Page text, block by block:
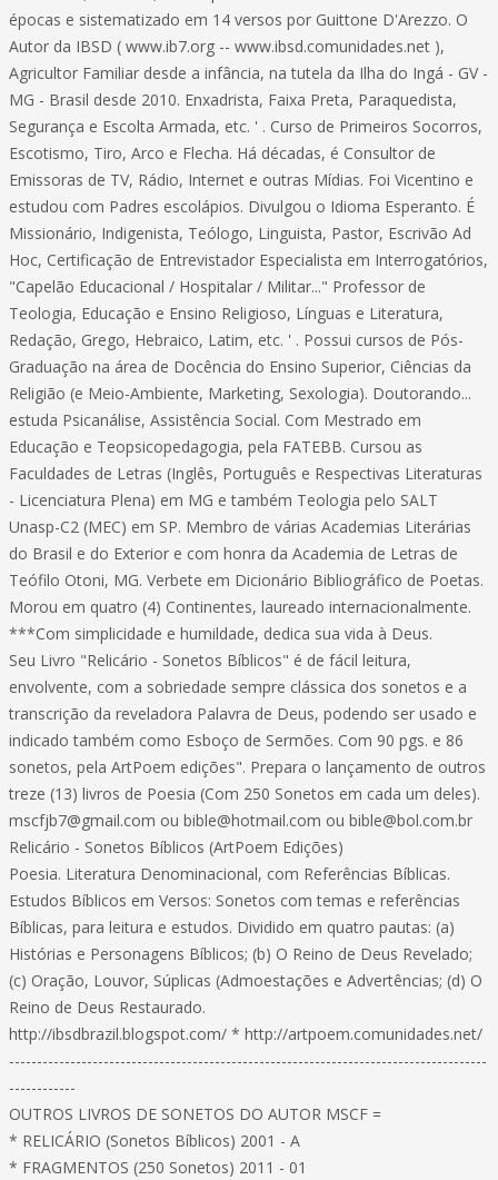
épocas e sistematizado em 14 versos por Guittone D'Arezzo. O
Autor da IBSD ( www.ib7.org -- www.ibsd.comunidades.net ),
Agricultor Familiar desde a infância, na tutela da Ilha do Ingá - GV -
MG - Brasil desde 2010. Enxadrista, Faixa Preta, Paraquedista,
Segurança e Escolta Armada, etc. ' . Curso de Primeiros Socorros,
Escotismo, Tiro, Arco e Flecha. Há décadas, é Consultor de
Emissoras de TV, Rádio, Internet e outras Mídias. Foi Vicentino e
estudou com Padres escolápios. Divulgou o Idioma Esperanto. É
Missionário, Indigenista, Teólogo, Linguista, Pastor, Escrivão Ad
Hoc, Certificação de Entrevistador Especialista em Interrogatórios,
"Capelão Educacional / Hospitalar / Militar..." Professor de
Teologia, Educação e Ensino Religioso, Línguas e Literatura,
Redação, Grego, Hebraico, Latim, etc. ' . Possui cursos de Pós-
Graduação na área de Docência do Ensino Superior, Ciências da
Religião (e Meio-Ambiente, Marketing, Sexologia). Doutorando...
estuda Psicanálise, Assistência Social. Com Mestrado em
Educação e Teopsicopedagogia, pela FATEBB. Cursou as
Faculdades de Letras (Inglês, Português e Respectivas Literaturas
- Licenciatura Plena) em MG e também Teologia pelo SALT
Unasp-C2 (MEC) em SP. Membro de várias Academias Literárias
do Brasil e do Exterior e com honra da Academia de Letras de
Teófilo Otoni, MG. Verbete em Dicionário Bibliográfico de Poetas.
Morou em quatro (4) Continentes, laureado internacionalmente.
***Com simplicidade e humildade, dedica sua vida à Deus.
Seu Livro "Relicário - Sonetos Bíblicos" é de fácil leitura,
envolvente, com a sobriedade sempre clássica dos sonetos e a
transcrição da reveladora Palavra de Deus, podendo ser usado e
indicado também como Esboço de Sermões. Com 90 pgs. e 86
sonetos, pela ArtPoem edições". Prepara o lançamento de outros
treze (13) livros de Poesia (Com 250 Sonetos em cada um deles).
mscfjb7@gmail.com ou bible@hotmail.com ou bible@bol.com.br
Relicário - Sonetos Bíblicos (ArtPoem Edições)
Poesia. Literatura Denominacional, com Referências Bíblicas.
Estudos Bíblicos em Versos: Sonetos com temas e referências
Bíblicas, para leitura e estudos. Dividido em quatro pautas: (a)
Histórias e Personagens Bíblicos; (b) O Reino de Deus Revelado;
(c) Oração, Louvor, Súplicas (Admoestações e Advertências; (d) O
Reino de Deus Restaurado.
http://ibsdbrazil.blogspot.com/ * http://artpoem.comunidades.net/
--------------------------------------------------------------------------------------
------------
OUTROS LIVROS DE SONETOS DO AUTOR MSCF =
* RELICÁRIO (Sonetos Bíblicos) 2001 - A
* FRAGMENTOS (250 Sonetos) 2011 - 01